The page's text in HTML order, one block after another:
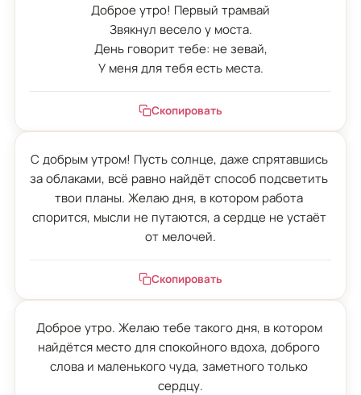
Доброе утро! Первый трамвай
Звякнул весело у моста.
День говорит тебе: не зевай,
У меня для тебя есть места.
Скопировать
С добрым утром! Пусть солнце, даже спрятавшись
за облаками, всё равно найдёт способ подсветить
твои планы. Желаю дня, в котором работа
спорится, мысли не путаются, а сердце не устаёт
от мелочей.
Скопировать
Доброе утро. Желаю тебе такого дня, в котором
найдётся место для спокойного вдоха, доброго
слова и маленького чуда, заметного только
сердцу.